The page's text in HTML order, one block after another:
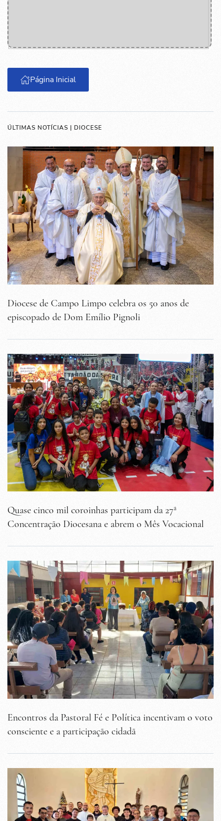
Página Inicial
ÚLTIMAS NOTÍCIAS | DIOCESE
Diocese de Campo Limpo celebra os 50 anos de
episcopado de Dom Emílio Pignoli
Quase cinco mil coroinhas participam da 27ª
Concentração Diocesana e abrem o Mês Vocacional
Encontros da Pastoral Fé e Política incentivam o voto
consciente e a participação cidadã